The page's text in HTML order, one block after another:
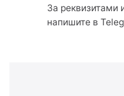
За
напишите в